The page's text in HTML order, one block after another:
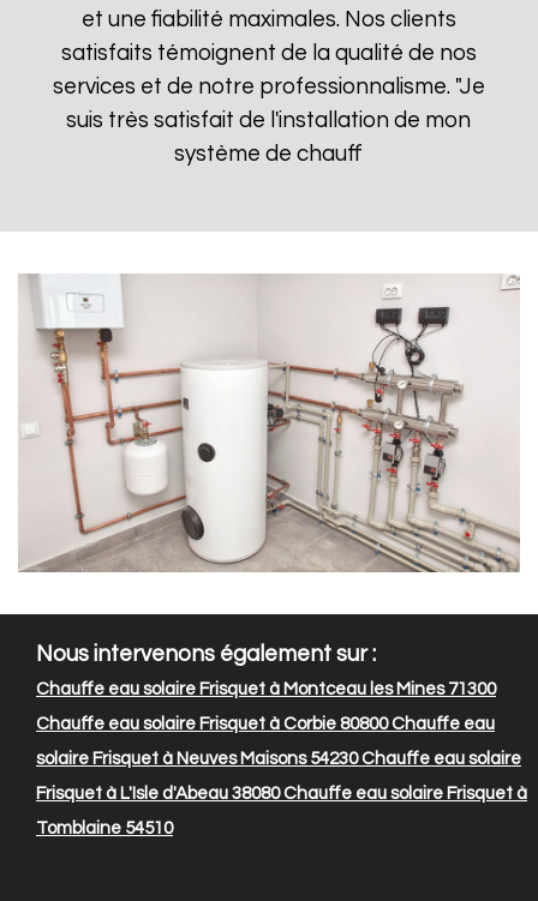
et une fiabilité maximales. Nos clients
satisfaits témoignent de la qualité de nos
services et de notre professionnalisme. "Je
suis très satisfait de l'installation de mon
système de chauff
Nous intervenons également sur :
Chauffe eau solaire Frisquet à Montceau les Mines 71300
Chauffe eau solaire Frisquet à Corbie 80800Chauffe eau
solaire Frisquet à Neuves Maisons 54230Chauffe eau solaire
Frisquet à L'Isle d'Abeau 38080Chauffe eau solaire Frisquet à
Tomblaine 54510